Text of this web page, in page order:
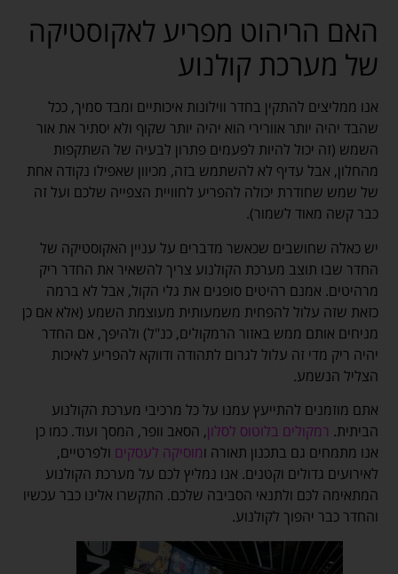
האם הריהוט מפריע לאקוסטיקה
של מערכת קולנוע
אנו ממליצים להתקין בחדר ווילונות איכותיים ומבד סמיך, ככל
שהבד יהיה יותר אוורירי הוא יהיה יותר שקוף ולא יסתיר את אור
השמש (זה יכול להיות לפעמים פתרון לבעיה של השתקפות
מהחלון, אבל עדיף לא להשתמש בזה, מכיוון שאפילו נקודה אחת
של שמש שחודרת יכולה להפריע לחוויית הצפייה שלכם ועל זה
כבר קשה מאוד לשמור).
יש כאלה שחושבים שכאשר מדברים על עניין האקוסטיקה של
החדר שבו תוצב מערכת הקולנוע צריך להשאיר את החדר ריק
מרהיטים. אמנם רהיטים סופגים את גלי הקול, אבל לא ברמה
כזאת שזה עלול להפחית משמעותית מעוצמת השמע (אלא אם כן
מניחים אותם ממש באזור הרמקולים, כנ"ל) ולהיפך, אם החדר
יהיה ריק מדי זה עלול לגרום לתהודה ודווקא להפריע לאיכות
הצליל הנשמע.
אתם מוזמנים להתייעץ עמנו על כל מרכיבי מערכת הקולנוע
הביתית. רמקולים בלוטוס לסלון, הסאב וופר, המסך ועוד. כמו כן
אנו מתמחים גם בתכנון תאורה ומוסיקה לעסקים ולפרטיים,
לאירועים גדולים וקטנים. אנו נמליץ לכם על מערכת הקולנוע
המתאימה לכם ולתנאי הסביבה שלכם. התקשרו אלינו כבר עכשיו
והחדר כבר יהפוך לקולנוע.